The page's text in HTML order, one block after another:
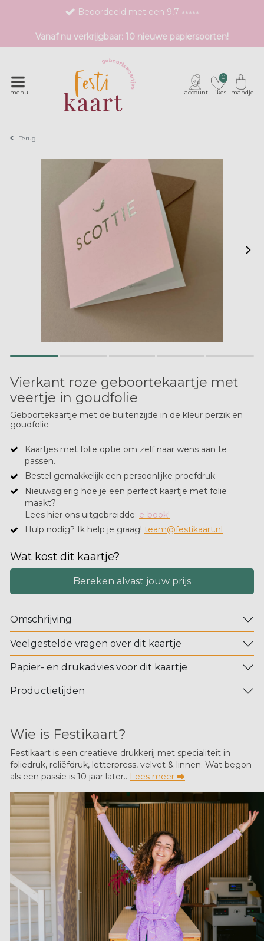
Beoordeeld met een 9,7 ⭒⭒⭒⭒⭒
Exclusieve geboortekaartjes met unieke druktechnieken
Vanaf nu verkrijgbaar: 10 nieuwe papiersoorten!
menu account likes
0
mandje
Terug
Vierkant roze geboortekaartje met
veertje in goudfolie
Geboortekaartje met de buitenzijde in de kleur perzik en
goudfolie
Kaartjes met folie optie om zelf naar wens aan te
passen.
Bestel gemakkelijk een persoonlijke proefdruk
Nieuwsgierig hoe je een perfect kaartje met folie
maakt?
Lees hier ons uitgebreidde: e-book!
Hulp nodig? Ik help je graag! team@festikaart.nl
Wat kost dit kaartje?
Bereken alvast jouw prijs
Omschrijving
Veelgestelde vragen over dit kaartje
Papier- en drukadvies voor dit kaartje
Productietijden
Wie is Festikaart?
Festikaart is een creatieve drukkerij met specialiteit in
foliedruk, reliëfdruk, letterpress, velvet & linnen. Wat begon
als een passie is 10 jaar later.. Lees meer ⮕